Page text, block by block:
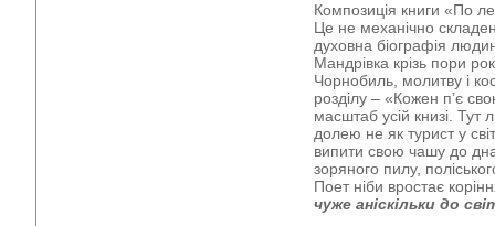
Композиція книги «По
Це не механічно
духовна біографія
Мандрівка крізь пори
Чорнобиль, молитву і
розділу – «Кожен п’є
масштаб усій книзі.
долею не як турист у
випити свою чашу до
зоряного пилу,
Поет ніби вростає
чуже аніскільки до